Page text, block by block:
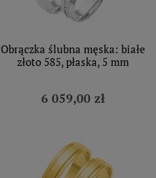
Obrączka ślubna męska: białe
złoto 585, płaska, 5 mm
6 059,00 zł